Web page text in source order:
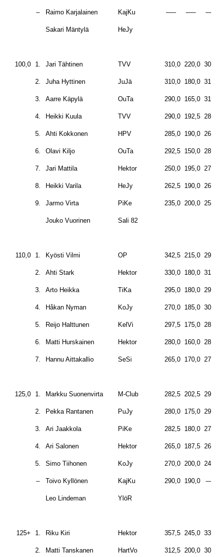
– Raimo Karjalainen KajKu —– —– —–
Sakari Mäntylä HeJy
100,0 1. Jari Tähtinen TVV 310,0 220,0 302,5
2. Juha Hyttinen JuJä 310,0 180,0 310,0
3. Aarre Käpylä OuTa 290,0 165,0 310,0
4. Heikki Kuula TVV 290,0 192,5 280,0
5. Ahti Kokkonen HPV 285,0 190,0 262,5
6. Olavi Kiljo OuTa 292,5 150,0 280,0
7. Jari Mattila Hektor 250,0 195,0 275,0
8. Heikki Varila HeJy 262,5 190,0 260,0
9. Jarmo Virta PiKe 235,0 200,0 250,0
Jouko Vuorinen Sali 82
110,0 1. Kyösti Vilmi OP 342,5 215,0 290,0
2. Ahti Stark Hektor 330,0 180,0 310,0
3. Arto Heikka TiKa 295,0 180,0 292,5
4. Håkan Nyman KoJy 270,0 185,0 300,0
5. Reijo Halttunen KelVi 297,5 175,0 280,0
6. Matti Hurskainen Hektor 280,0 160,0 280,0
7. Hannu Aittakallio SeSi 265,0 170,0 272,5
125,0 1. Markku Suonenvirta M-Club 282,5 202,5 290,0
2. Pekka Rantanen PuJy 280,0 175,0 295,0
3. Ari Jaakkola PiKe 282,5 180,0 275,0
4. Ari Salonen Hektor 265,0 187,5 260,0
5. Simo Tiihonen KoJy 270,0 200,0 240,0
– Toivo Kyllönen KajKu 290,0 190,0 —–
Leo Lindeman YlöR
125+ 1. Riku Kiri Hektor 357,5 245,0 335,0
2. Matti Tanskanen HartVo 312,5 200,0 305,0